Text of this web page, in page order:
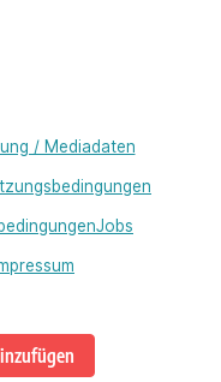
/ Mediadaten
Jobs